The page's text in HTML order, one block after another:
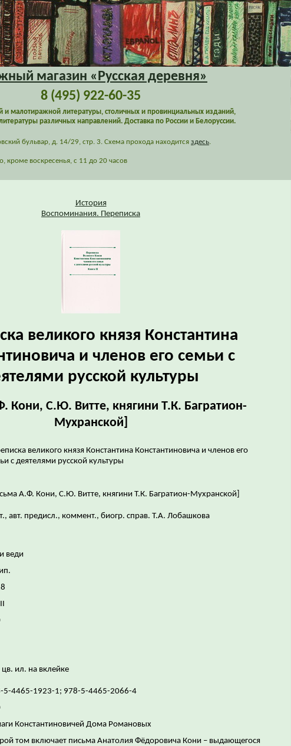
магазин «Русская деревня»
8 (495) 922-60-35
и малотиражной литературы, столичных и провинциальных изданий,
различных направлений. Доставка по России и Белоруссии.
бульвар, д. 14/29, стр. 3. Схема прохода находится здесь.
кроме воскресенья, с 11 до 20 часов
История
Воспоминания. Переписка
великого князя Константина
и членов его семьи с
русской культуры
Кони, С.Ю. Витте, княгини Т.К. Багратион-
Мухранской]
великого князя Константина Константиновича и членов его
с деятелями русской культуры
А.Ф. Кони, С.Ю. Витте, княгини Т.К. Багратион-Мухранской]
авт. предисл., коммент., биогр. справ. Т.А. Лобашкова
веди
цв. ил. на вклейке
5-4465-1923-1; 978-5-4465-2066-4
Константиновичей Дома Романовых
том включает письма Анатолия Фёдоровича Кони – выдающегося